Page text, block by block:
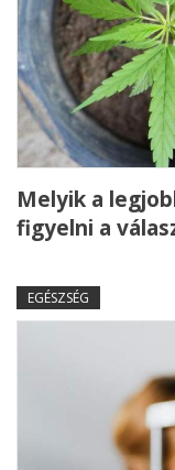
Melyik a
figyelni a
EGÉSZSÉG